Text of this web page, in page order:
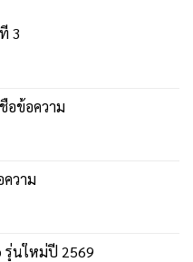
3
อข้อความ
วาม
รุ่นใหม่ปี 2569